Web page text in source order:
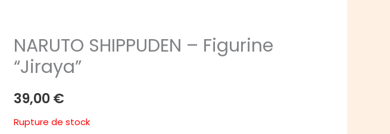
NARUTO SHIPPUDEN – Figurine
“Jiraya”
39,00€
Rupture de stock